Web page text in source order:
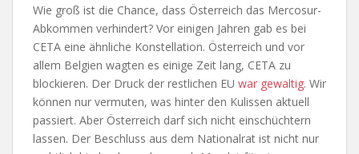
Wie groß ist die Chance, dass Österreich das Mercosur-
Abkommen verhindert? Vor einigen Jahren gab es bei
CETA eine ähnliche Konstellation. Österreich und vor
allem Belgien wagten es einige Zeit lang, CETA zu
blockieren. Der Druck der restlichen EU war gewaltig. Wir
können nur vermuten, was hinter den Kulissen aktuell
passiert. Aber Österreich darf sich nicht einschüchtern
lassen. Der Beschluss aus dem Nationalrat ist nicht nur